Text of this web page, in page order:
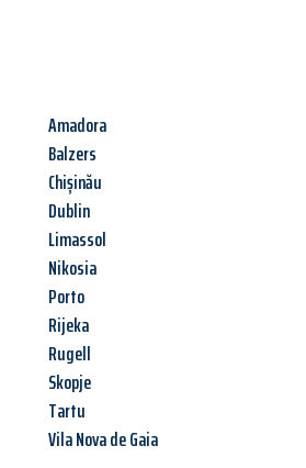
Amadora
Balzers
Chișinău
Dublin
Limassol
Nikosia
Porto
Rijeka
Rugell
Skopje
Tartu
Vila Nova de Gaia